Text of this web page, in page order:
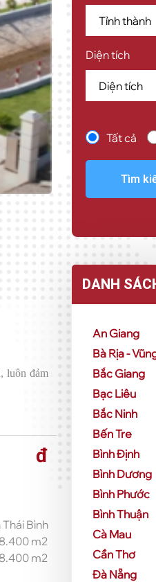
luôn đảm
đ
Bình
m2
m2
Diện tích
Tất cả
Tìm
DANH
An Giang
Bà Rịa -
Bắc Giang
Bạc Liêu
Bắc Ninh
Bến Tre
Bình Định
Bình Dương
Bình Phước
Bình Thuận
Cà Mau
Cần Thơ
Đà Nẵng